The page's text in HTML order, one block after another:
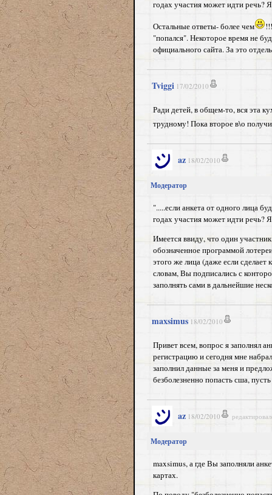
годах участия может идти речь?
Остальные ответы- более чем
"попался". Некоторое время не
официального сайта. За это
Tviggi 17/02/2010
Ради детей, в общем-то, вся эта
трудному! Пока второе в\о
az 18/02/2010
Модератор
".....если анкета от одного лица
годах участия может идти речь?
Имеется ввиду, что один
обозначенное программой
этого же лица (даже если
словам, Вы подписались с
заполнять сами в дальнейшие
maxsimus 18/02/2010
Привет всем, вопрос я заполнял
регистрацию и сегодня мне
заполнил данные за меня и
безболезненно попасть сша,
az 18/02/2010
Модератор
maxsimus, а где Вы заполняли
картах.